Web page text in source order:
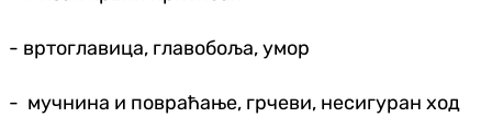
- вртоглавица, главобоља, умор
- мучнина и повраћање, грчеви, несигуран ход